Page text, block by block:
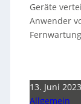
Geräte
Anwender
13. Juni 2023
Allgemein